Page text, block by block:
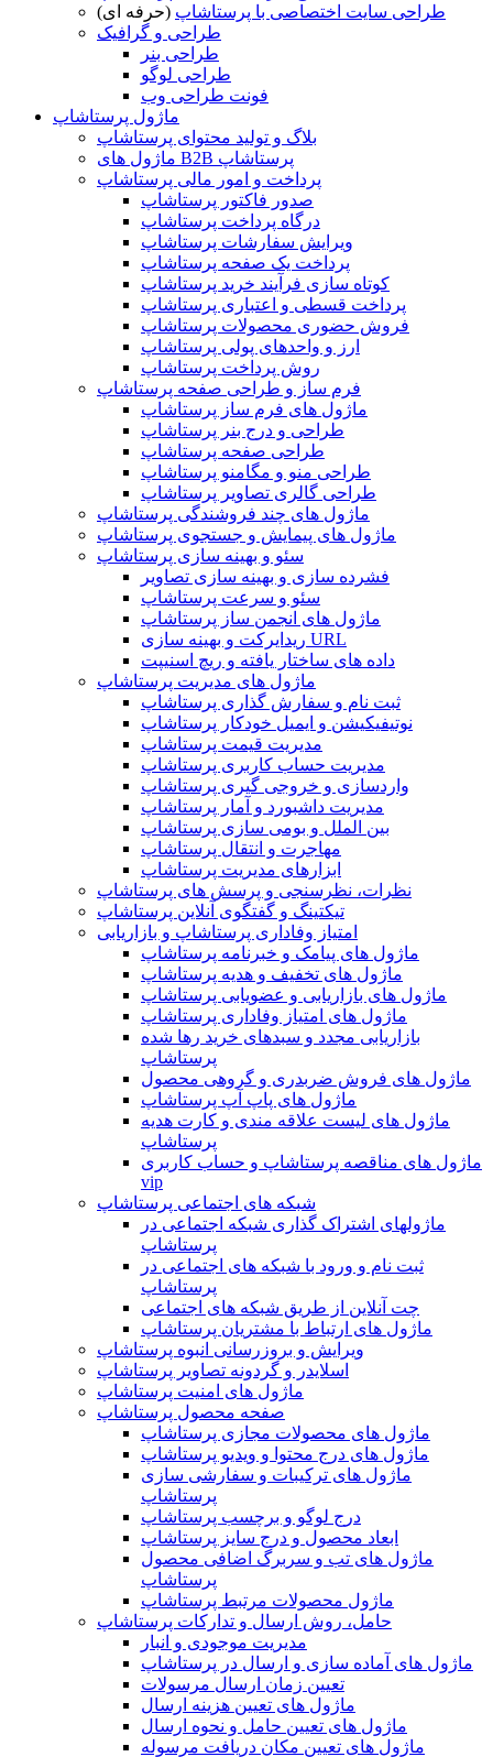
طراحی سایت اختصاصی با پرستاشاپ (حرفه ای)
طراحی و گرافیک
طراحی بنر
طراحی لوگو
فونت طراحی وب
ماژول پرستاشاپ
بلاگ و تولید محتوای پرستاشاپ
ماژول های B2B پرستاشاپ
پرداخت و امور مالی پرستاشاپ
صدور فاکتور پرستاشاپ
درگاه پرداخت پرستاشاپ
ویرایش سفارشات پرستاشاپ
پرداخت یک صفحه پرستاشاپ
کوتاه سازی فرآیند خرید پرستاشاپ
پرداخت قسطی و اعتباری پرستاشاپ
فروش حضوری محصولات پرستاشاپ
ارز و واحدهای پولی پرستاشاپ
روش پرداخت پرستاشاپ
فرم ساز و طراحی صفحه پرستاشاپ
ماژول های فرم ساز پرستاشاپ
طراحی و درج بنر پرستاشاپ
طراحی صفحه پرستاشاپ
طراحی منو و مگامنو پرستاشاپ
طراحی گالری تصاویر پرستاشاپ
ماژول های چند فروشندگی پرستاشاپ
ماژول های پیمایش و جستجوی پرستاشاپ
سئو و بهینه سازی پرستاشاپ
فشرده سازی و بهینه سازی تصاویر
سئو و سرعت پرستاشاپ
ماژول های انجمن ساز پرستاشاپ
ریدایرکت و بهینه سازی URL
داده های ساختار یافته و ریچ اسنیپت
ماژول های مدیریت پرستاشاپ
ثبت نام و سفارش گذاری پرستاشاپ
نوتیفیکیشن و ایمیل خودکار پرستاشاپ
مدیریت قیمت پرستاشاپ
مدیریت حساب کاربری پرستاشاپ
واردسازی و خروجی گیری پرستاشاپ
مدیریت داشبورد و آمار پرستاشاپ
بین الملل و بومی سازی پرستاشاپ
مهاجرت و انتقال پرستاشاپ
ابزارهای مدیریت پرستاشاپ
نظرات، نظرسنجی و پرسش های پرستاشاپ
تیکتینگ و گفتگوی آنلاین پرستاشاپ
امتیاز وفاداری پرستاشاپ و بازاریابی
ماژول های پیامک و خبرنامه پرستاشاپ
ماژول های تخفیف و هدیه پرستاشاپ
ماژول های بازاریابی و عضویابی پرستاشاپ
ماژول های امتیاز وفاداری پرستاشاپ
بازاریابی مجدد و سبدهای خرید رها شده
پرستاشاپ
ماژول های فروش ضربدری و گروهی محصول
ماژول های پاپ آپ پرستاشاپ
ماژول های لیست علاقه مندی و کارت هدیه
پرستاشاپ
ماژول های مناقصه پرستاشاپ و حساب کاربری
vip
شبکه های اجتماعی پرستاشاپ
ماژولهای اشتراک‌ گذاری شبکه اجتماعی در
پرستاشاپ
ثبت نام و ورود با شبکه های اجتماعی در
پرستاشاپ
چت آنلاین از طریق شبکه های اجتماعی
ماژول های ارتباط با مشتریان پرستاشاپ
ویرایش و بروزرسانی انبوه پرستاشاپ
اسلایدر و گردونه تصاویر پرستاشاپ
ماژول های امنیت پرستاشاپ
صفحه محصول پرستاشاپ
ماژول های محصولات مجازی پرستاشاپ
ماژول های درج محتوا و ویدیو پرستاشاپ
ماژول های ترکیبات و سفارشی سازی
پرستاشاپ
درج لوگو و برچسب پرستاشاپ
ابعاد محصول و درج سایز پرستاشاپ
ماژول های تب و سربرگ اضافی محصول
پرستاشاپ
ماژول محصولات مرتبط پرستاشاپ
حامل، روش ارسال و تدارکات پرستاشاپ
مدیریت موجودی و انبار
ماژول های آماده سازی و ارسال در پرستاشاپ
تعیین زمان ارسال مرسولات
ماژول های تعیین هزینه ارسال
ماژول های تعیین حامل و نحوه ارسال
ماژول های تعیین مکان دریافت مرسوله